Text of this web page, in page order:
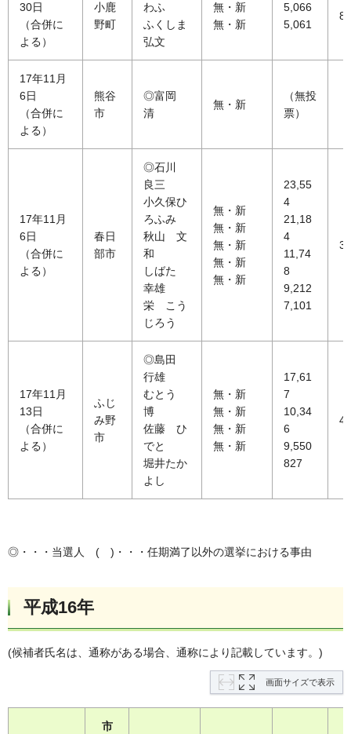
30日
（合併に
よる）
小鹿
野町
わふ
ふくしま
弘文
無・新
無・新
5,066
5,061
17年11月
6日
（合併に
よる）
熊谷
市
◎富岡
清
無・新
（無投
票）
17年11月
6日
（合併に
よる）
春日
部市
◎石川
良三
小久保ひ
ろふみ
秋山 文
和
しばた
幸雄
栄 こう
じろう
無・新
無・新
無・新
無・新
無・新
23,55
4
21,18
4
11,74
8
9,212
7,101
17年11月
13日
（合併に
よる）
ふじ
み野
市
◎島田
行雄
むとう
博
佐藤 ひ
でと
堀井たか
よし
無・新
無・新
無・新
無・新
17,61
7
10,34
6
9,550
827
◎・・・当選人 ( )・・・任期満了以外の選挙における事由
平成16年
(候補者氏名は、通称がある場合、通称により記載しています。)
画面サイズで表示
市